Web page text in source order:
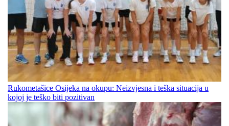
Rukometašice Osijeka na okupu: Neizvjesna i teška situacija u
kojoj je teško biti pozitivan